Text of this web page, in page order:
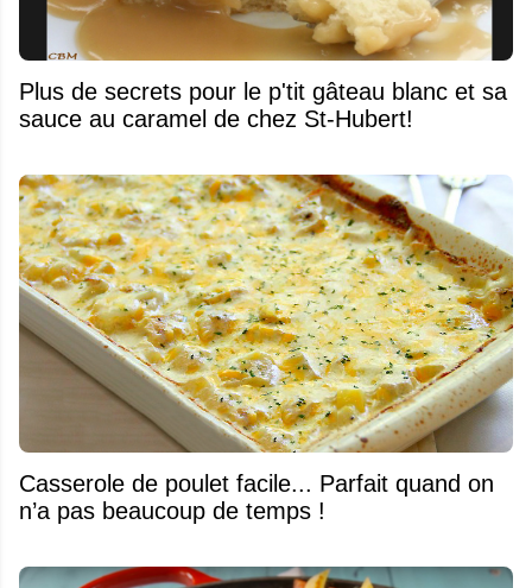
Plus de secrets pour le p'tit gâteau blanc et sa
sauce au caramel de chez St-Hubert!
Casserole de poulet facile... Parfait quand on
n’a pas beaucoup de temps !